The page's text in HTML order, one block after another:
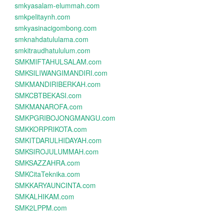
smkyasalam-elummah.com
smkpelitaynh.com
smkyasinacigombong.com
smknahdatululama.com
smkitraudhatululum.com
SMKMIFTAHULSALAM.com
SMKSILIWANGIMANDIRI.com
SMKMANDIRIBERKAH.com
SMKCBTBEKASI.com
SMKMANAROFA.com
SMKPGRIBOJONGMANGU.com
SMKKORPRIKOTA.com
SMKITDARULHIDAYAH.com
SMKSIROJULUMMAH.com
SMKSAZZAHRA.com
SMKCitaTeknika.com
SMKKARYAUNCINTA.com
SMKALHIKAM.com
SMK2LPPM.com